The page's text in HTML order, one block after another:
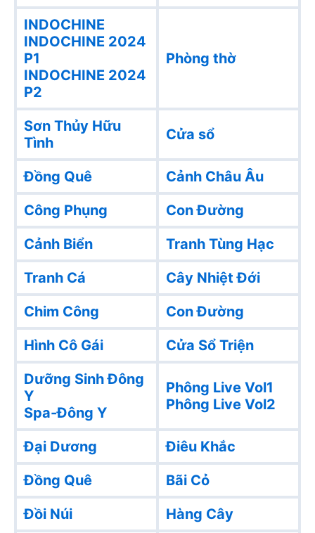
INDOCHINE
INDOCHINE 2024
P1
INDOCHINE 2024
P2
Phòng thờ
Sơn Thủy Hữu
Tình
Cửa sổ
Đồng Quê
Cảnh Châu Âu
Công Phụng
Con Đường
Cảnh Biển
Tranh Tùng Hạc
Tranh Cá
Cây Nhiệt Đới
Chim Công
Con Đường
Hình Cô Gái
Cửa Sổ Triện
Dưỡng Sinh Đông
Y
Spa-Đông Y
Phông Live Vol1
Phông Live Vol2
Đại Dương
Điêu Khắc
Đồng Quê
Bãi Cỏ
Đồi Núi
Hàng Cây